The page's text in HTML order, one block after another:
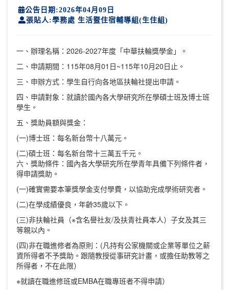
公告日期:2026年04月09日
張貼人:學務處 生活暨住宿輔導組(生住組)
一、辦理名稱：2026-2027年度「中華扶輪獎學金」。
二、申請期間：115年08月01日~115年10月20日止。
三、申辦方式：學生自行向各地區扶輪社提出申請。
四、申請對象：就讀於國內各大學研究所在學碩士班及博士班
學生。
五、獎助員額與獎金：
(一)博士班：每名新台幣十八萬元。
(二)碩士班：每名新台幣十三萬五千元。
六、獎助條件：國內各大學研究所在學青年具備下列條件者，
得申請獎助。
(一)確實需要本筆獎學金支付學費，以協助完成學術研究者。
(二)在學成績優良，年齡35歲以下。
(三)非扶輪社員（※含名譽社友/及扶青社員本人）子女及其三
等親以內。
(四)非在職進修者為原則：(凡持有公家機關或企業等單位之薪
資所得者不予獎助。跟隨教授從事研究計畫，或擔任助教等之
所得者，不在此限）
※就讀在職進修班或EMBA在職專班者不得申請）